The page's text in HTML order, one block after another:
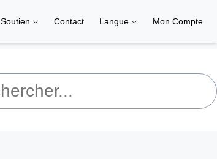
Soutien Contact Langue Mon Compte